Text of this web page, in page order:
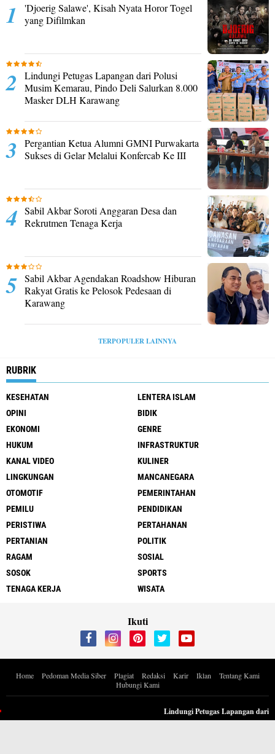
'Djoerig Salawe', Kisah Nyata Horor Togel
yang Difilmkan
Lindungi Petugas Lapangan dari Polusi
Musim Kemarau, Pindo Deli Salurkan 8.000
Masker DLH Karawang
Pergantian Ketua Alumni GMNI Purwakarta
Sukses di Gelar Melalui Konfercab Ke III
Sabil Akbar Soroti Anggaran Desa dan
Rekrutmen Tenaga Kerja
Sabil Akbar Agendakan Roadshow Hiburan
Rakyat Gratis ke Pelosok Pedesaan di
Karawang
TERPOPULER LAINNYA
RUBRIK
KESEHATAN
LENTERA ISLAM
OPINI
BIDIK
EKONOMI
GENRE
HUKUM
INFRASTRUKTUR
KANAL VIDEO
KULINER
LINGKUNGAN
MANCANEGARA
OTOMOTIF
PEMERINTAHAN
PEMILU
PENDIDIKAN
PERISTIWA
PERTAHANAN
PERTANIAN
POLITIK
RAGAM
SOSIAL
SOSOK
SPORTS
TENAGA KERJA
WISATA
Ikuti
Lindungi Petugas Lapangan dari
Home Pedoman Media Siber Plagiat Redaksi Karir Iklan
Tentang Kami
Hubungi Kami
2026 Berita Inspiratif Progresif.id by ApoedCyber